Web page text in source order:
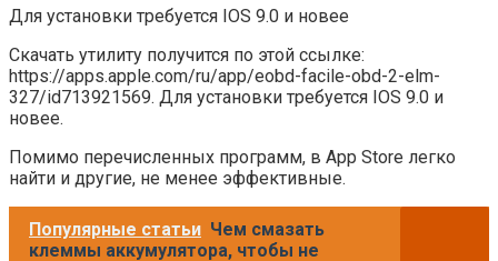
Для установки требуется IOS 9.0 и новее
Скачать утилиту получится по этой ссылке:
https://apps.apple.com/ru/app/eobd-facile-obd-2-elm-
327/id713921569. Для установки требуется IOS 9.0 и
новее.
Помимо перечисленных программ, в App Store легко
найти и другие, не менее эффективные.
Популярные статьи Чем смазать
клеммы аккумулятора, чтобы не